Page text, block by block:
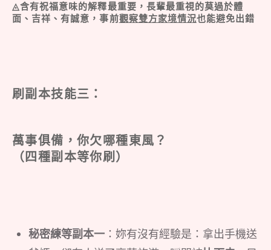
◬含有祝福意味的解釋最重要，長輩最重視的莫過於體
面、吉祥、有誠意，事前觀察雙方家境情況也能避免出錯
刷副本技能三：
萬事俱備，你欠哪種東風？
（四種副本等你刷）
秘密練等副本一 ：妳有沒有經驗是：拿出手機送